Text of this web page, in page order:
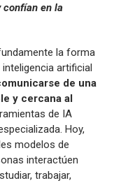
confían en la
la forma
artificial
de una
y cercana al
de IA
Hoy,
modelos de
interactúen
trabajar,